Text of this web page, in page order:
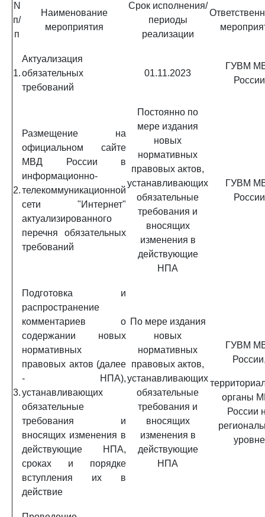
N
п/
п
Наименование
мероприятия
Срок исполнения/
периоды
реализации
1.
Актуализация
обязательных
требований
01.11.2023
ГУВМ
России
2.
Размещение на
официальном сайте
МВД России в
информационно-
телекоммуникационной
сети "Интернет"
актуализированного
перечня обязательных
требований
Постоянно по
мере издания
новых
нормативных
правовых актов,
устанавливающих
обязательные
требования и
вносящих
изменения в
действующие
НПА
ГУВМ
России
3.
Подготовка и
распространение
комментариев о
содержании новых
нормативных
правовых актов (далее
- НПА),
устанавливающих
обязательные
требования и
вносящих изменения в
действующие НПА,
сроках и порядке
вступления их в
действие
По мере издания
новых
нормативных
правовых актов,
устанавливающих
обязательные
требования и
вносящих
изменения в
действующие
НПА
ГУВМ
органы
России
уровне